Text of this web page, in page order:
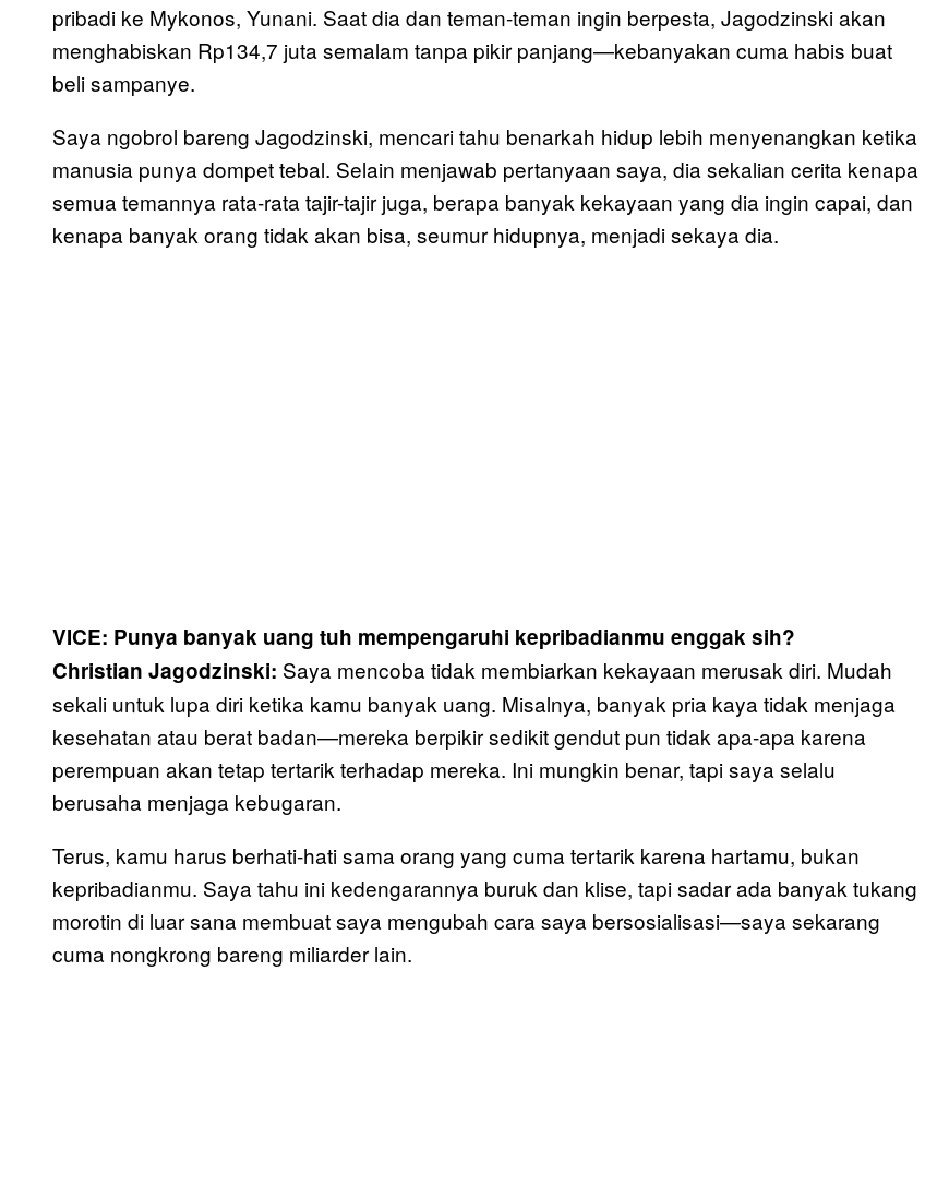
pribadi ke Mykonos, Yunani. Saat dia dan teman-teman ingin berpesta, Jagodzinski akan
menghabiskan Rp134,7 juta semalam tanpa pikir panjang—kebanyakan cuma habis buat
beli sampanye.
Saya ngobrol bareng Jagodzinski, mencari tahu benarkah hidup lebih menyenangkan ketika
manusia punya dompet tebal. Selain menjawab pertanyaan saya, dia sekalian cerita kenapa
semua temannya rata-rata tajir-tajir juga, berapa banyak kekayaan yang dia ingin capai, dan
kenapa banyak orang tidak akan bisa, seumur hidupnya, menjadi sekaya dia.
VICE: Punya banyak uang tuh mempengaruhi kepribadianmu enggak sih?
Christian Jagodzinski: Saya mencoba tidak membiarkan kekayaan merusak diri. Mudah
sekali untuk lupa diri ketika kamu banyak uang. Misalnya, banyak pria kaya tidak menjaga
kesehatan atau berat badan—mereka berpikir sedikit gendut pun tidak apa-apa karena
perempuan akan tetap tertarik terhadap mereka. Ini mungkin benar, tapi saya selalu
berusaha menjaga kebugaran.
Terus, kamu harus berhati-hati sama orang yang cuma tertarik karena hartamu, bukan
kepribadianmu. Saya tahu ini kedengarannya buruk dan klise, tapi sadar ada banyak tukang
morotin di luar sana membuat saya mengubah cara saya bersosialisasi—saya sekarang
cuma nongkrong bareng miliarder lain.